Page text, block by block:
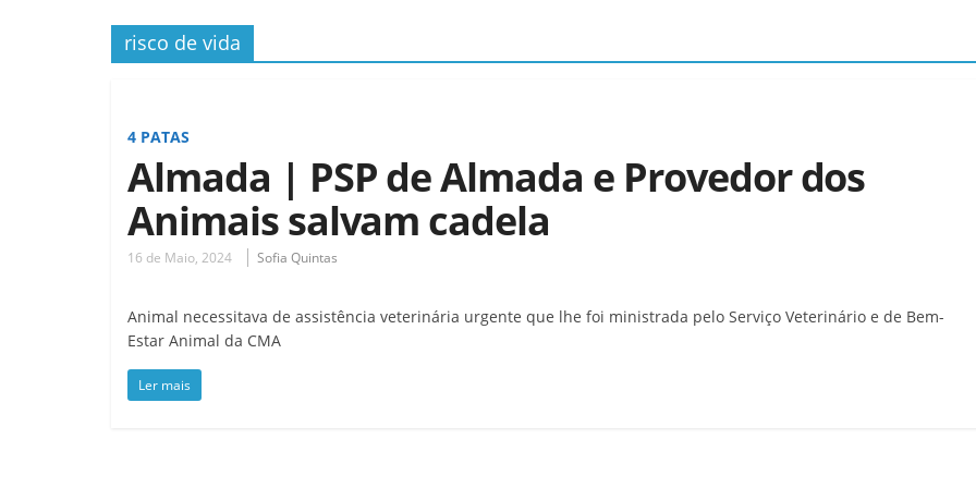
risco de vida
4 PATAS
Almada | PSP de Almada e Provedor dos
Animais salvam cadela
16 de Maio, 2024 Sofia Quintas
Animal necessitava de assistência veterinária urgente que lhe foi ministrada pelo Serviço Veterinário e de Bem-
Estar Animal da CMA
Ler mais